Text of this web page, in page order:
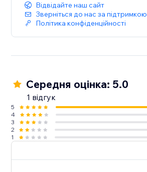
Відвідайте наш сайт
Зверніться до нас за підтримкою
Політика конфіденційності
Середня оцінка: 5.0
1 відгук
5
4
3
2
1